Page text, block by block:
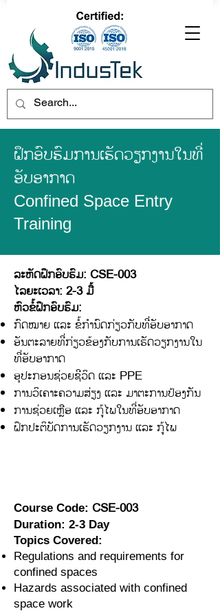
ຝຶກອົບຮົມການເຮັດວຽກງານໃນທີ່
ອັບອາກາດ
Confined Space Entry
Training
Course Code: CSE-003
Duration: 2-3 Day
Topics Covered:
Regulations and requirements for
confined spaces
Hazards associated with confined
space work
ລະຫັດຝຶກອົບຮົມ: CSE-003
ໄລຍະເວລາ: 2-3 ມື້
ຫົວຂໍ້ຝຶກອົບຮົມ:
ກົດໝາຍ ແລະ ຂໍ້ກຳນົດກ່ຽວກັບທີ່ອັບອາກາດ
ອັນຕະລາຍທີ່ກ່ຽວຂ້ອງກັບການເຮັດວຽກງານໃນ
ທີ່ອັບອາກາດ
ອຸປະກອນຊ່ວຍຊີວິດ ແລະ PPE
ການວິເຄາະຄວາມສ່ຽງ ແລະ ມາຕະການປ້ອງກັນ
ການຊ່ວຍເຫຼືອ ແລະ ກູ້ໄພໃນທີ່ອັບອາກາດ
ຝຶກປະຕິບັດການເຮັດວຽກງານ ແລະ ກູ້ໄພ